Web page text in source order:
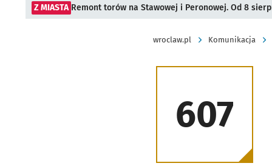
Z MIASTA Remont torów na Stawowej i Peronowej. Od 8
wroclaw.pl Komunikacja
607